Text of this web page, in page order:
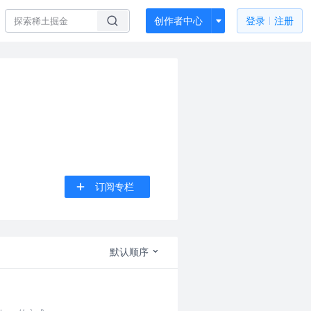
创作者中心 登录 注册
订阅专栏
默认顺序